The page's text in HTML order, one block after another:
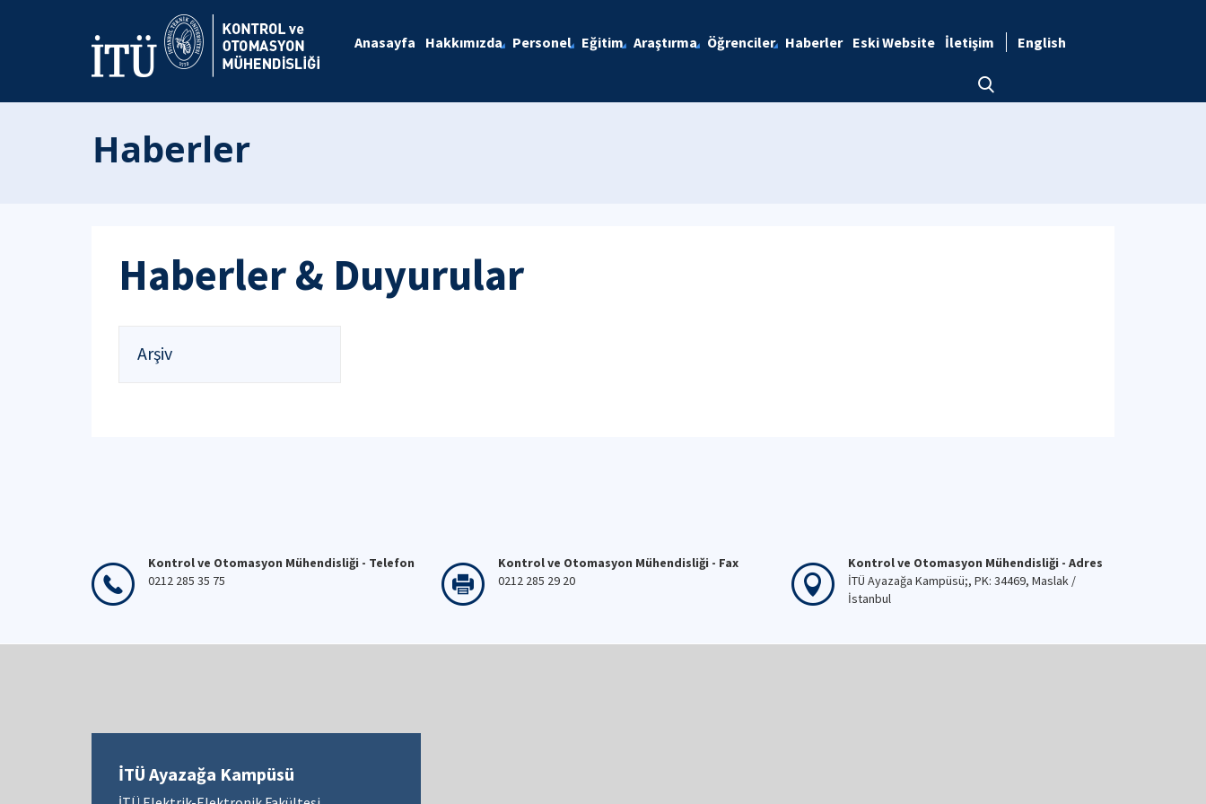
Anasayfa Hakkımızda Personel Eğitim Araştırma Öğrenciler Haberler Eski Website İletişim English
Haberler
Haberler & Duyurular
Arşiv
Kontrol ve Otomasyon Mühendisliği - Telefon
0212 285 35 75
Kontrol ve Otomasyon Mühendisliği - Fax
0212 285 29 20
Kontrol ve Otomasyon Mühendisliği - Adres
İTÜ Ayazağa Kampüsü;, PK: 34469, Maslak /
İstanbul
İTÜ Ayazağa Kampüsü